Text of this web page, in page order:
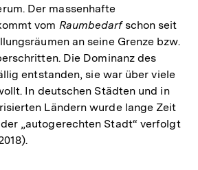
Der massenhafte
vom Raumbedarfschon seit
an seine Grenze bzw.
Die Dominanz des
entstanden, sie war über viele
In deutschen Städten und in
Ländern wurde lange Zeit
„autogerechten Stadt“ verfolgt